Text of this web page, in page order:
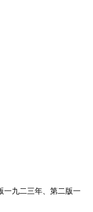
九二三年、第二版一